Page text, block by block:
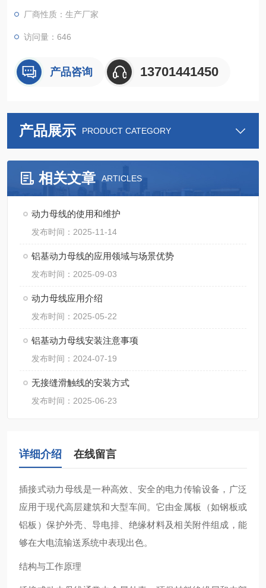
厂商性质：生产厂家
访问量：646
产品咨询 13701441450
产品展示 PRODUCT CATEGORY
相关文章 ARTICLES
动力母线的使用和维护
发布时间：2025-11-14
铝基动力母线的应用领域与场景优势
发布时间：2025-09-03
动力母线应用介绍
发布时间：2025-05-22
铝基动力母线安装注意事项
发布时间：2024-07-19
无接缝滑触线的安装方式
发布时间：2025-06-23
详细介绍 在线留言
插接式动力母线‌是一种高效、安全的电力传输设备，广泛
应用于现代高层建筑和大型车间。它由金属板（如钢板或
铝板）保护外壳、导电排、绝缘材料及相关附件组成，能
够在大电流输送系统中表现出色‌。
结构与工作原理